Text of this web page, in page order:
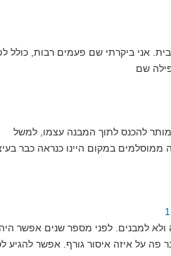
אני ביקרתי שם פעמים רבות, כולל
ממוסלמים במקום היינו כנראה כבר
ולא למבנים. לפני מספר שנים אפשר היה
פה על איזה איסור גורף. אפשר להגיע